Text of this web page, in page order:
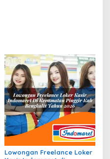
Lowongan Freelance Loker